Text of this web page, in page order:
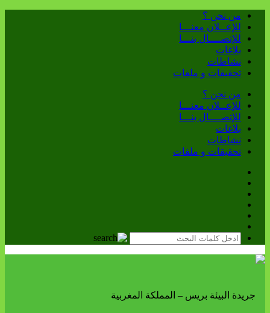
من نحن ؟
للإعــلان معنـــا
للإتصــــال بنـــا
بلاغات
نشاطات
تحقيقات و ملفات
من نحن ؟
للإعــلان معنـــا
للإتصــــال بنـــا
بلاغات
نشاطات
تحقيقات و ملفات